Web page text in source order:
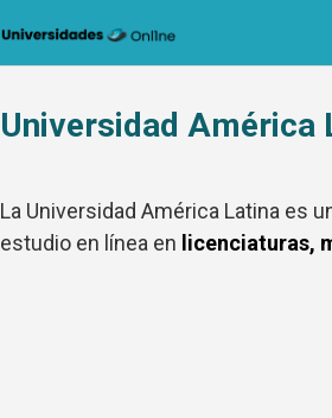
Universidad América
La Universidad América Latina es
estudio en línea en licenciaturas,